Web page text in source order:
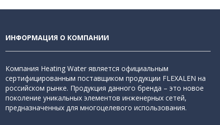
ИНФОРМАЦИЯ О КОМПАНИИ
Компания Heating Water является официальным
сертифицированным поставщиком продукции FLEXALEN на
российском рынке. Продукция данного бренда – это новое
поколение уникальных элементов инженерных сетей,
предназначенных для многоцелевого использования.